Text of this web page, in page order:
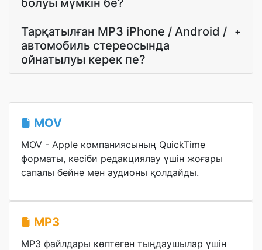
болуы мүмкін бе?
Тарқатылған MP3 iPhone / Android /
автомобиль стереосында
ойнатылуы керек пе?
+
MOV
MOV - Apple компаниясының QuickTime
форматы, кәсіби редакциялау үшін жоғары
сапалы бейне мен аудионы қолдайды.
MP3
MP3 файлдары көптеген тыңдаушылар үшін